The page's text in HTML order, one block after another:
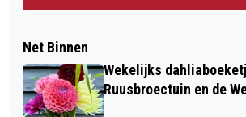
Net Binnen
Wekelijks
Ruusbroectuin en de